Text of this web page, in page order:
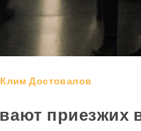
Клим Достовалов
приезжих